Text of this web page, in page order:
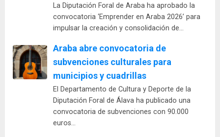
La Diputación Foral de Araba ha aprobado la
convocatoria ‘Emprender en Araba 2026’ para
impulsar la creación y consolidación de…
Araba abre convocatoria de
subvenciones culturales para
municipios y cuadrillas
El Departamento de Cultura y Deporte de la
Diputación Foral de Álava ha publicado una
convocatoria de subvenciones con 90.000
euros…